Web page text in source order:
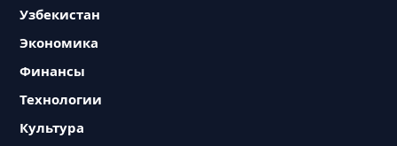
Узбекистан
Экономика
Финансы
Технологии
Культура